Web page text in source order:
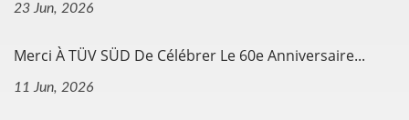
23 Jun, 2026
Merci À TÜV SÜD De Célébrer Le 60e Anniversaire...
11 Jun, 2026